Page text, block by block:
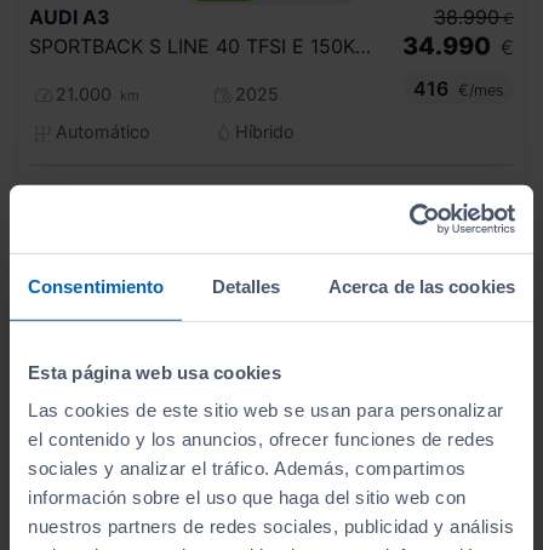
Consentimiento Detalles Acerca de las cookies
Esta página web usa cookies
Las cookies de este sitio web se usan para personalizar
el contenido y los anuncios, ofrecer funciones de redes
sociales y analizar el tráfico. Además, compartimos
información sobre el uso que haga del sitio web con
nuestros partners de redes sociales, publicidad y análisis
AUDI A3
SPORTBACK S LINE 40 TFSI E 150KW S TRON
21.000 km
2025
Automático
Híbrido
38.990 €
34.990 €
416
€/mes